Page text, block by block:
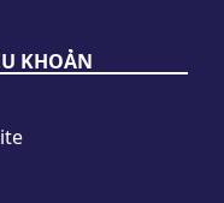
KHOẢN